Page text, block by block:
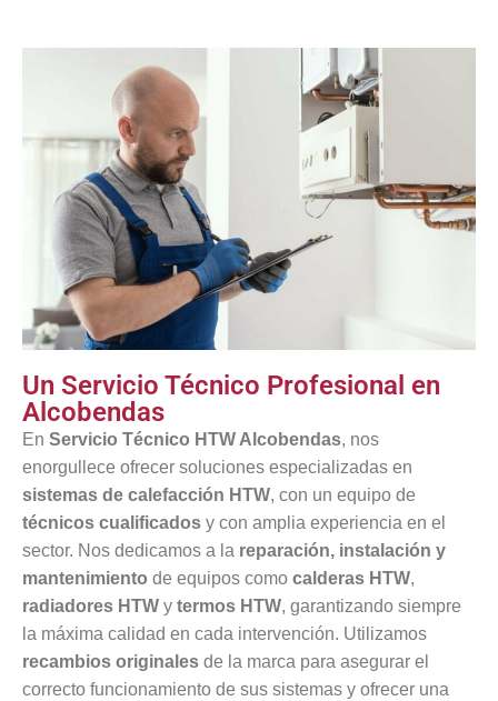
Un Servicio Técnico Profesional en
Alcobendas
En Servicio Técnico HTW Alcobendas, nos
enorgullece ofrecer soluciones especializadas en
sistemas de calefacción HTW, con un equipo de
técnicos cualificados y con amplia experiencia en el
sector. Nos dedicamos a la reparación, instalación y
mantenimiento de equipos como calderas HTW,
radiadores HTW y termos HTW, garantizando siempre
la máxima calidad en cada intervención. Utilizamos
recambios originales de la marca para asegurar el
correcto funcionamiento de sus sistemas y ofrecer una